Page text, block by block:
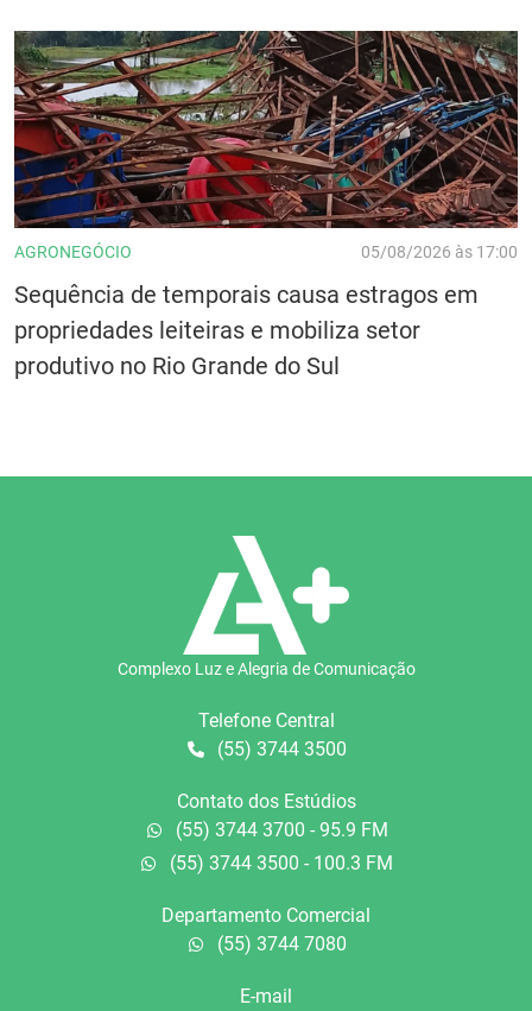
AGRONEGÓCIO 05/08/2026 às 17:00
Sequência de temporais causa estragos em
propriedades leiteiras e mobiliza setor
produtivo no Rio Grande do Sul
Complexo Luz e Alegria de Comunicação
Telefone Central
(55) 3744 3500
Contato dos Estúdios
(55) 3744 3700 - 95.9 FM
(55) 3744 3500 - 100.3 FM
Departamento Comercial
(55) 3744 7080
E-mail